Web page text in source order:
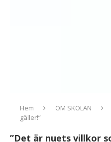
Hem OM SKOLAN
gäller!”
”Det är nuets villkor